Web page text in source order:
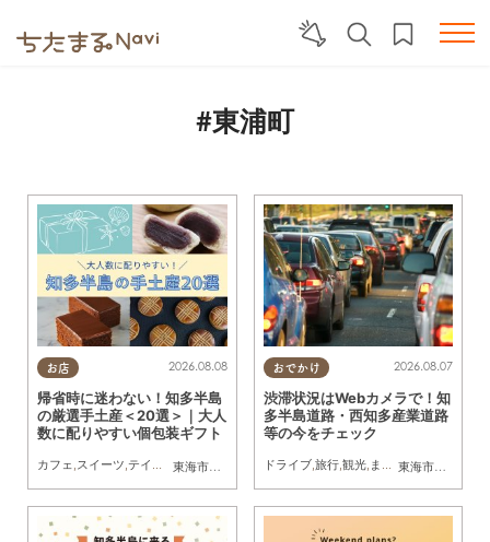
#東浦町
お店
東海市
,大府市 知多市 ,東浦町,阿久比町, 半田市,常滑市
2026.08.08
帰省時に迷わない！知多半島
の厳選手土産＜20選＞｜大人
数に配りやすい個包装ギフト
カフェ スイーツ テイクアウト ,まとめ記事
おでかけ
東海市
,大府市
2026.08.07
渋滞状況はWebカメラで！知
多半島道路・西知多産業道路
等の今をチェック
ドライブ, 旅行, 観光, まちネタ